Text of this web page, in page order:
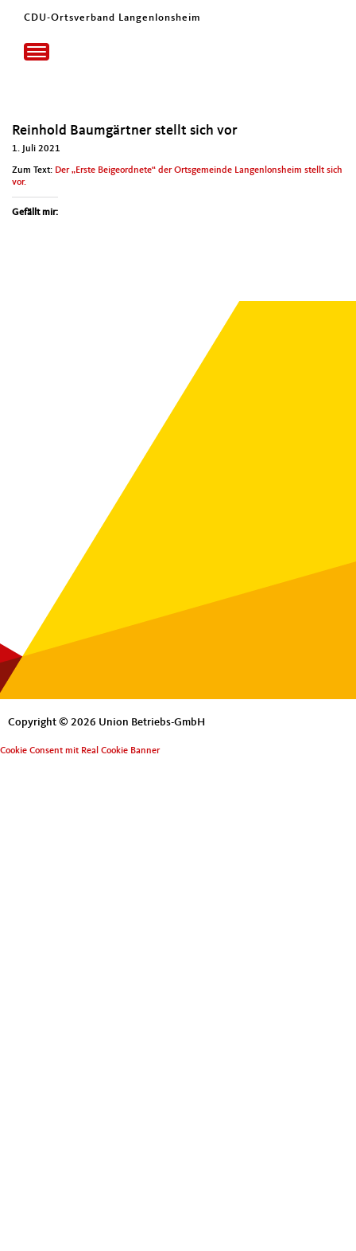
CDU-Ortsverband Langenlonsheim
Toggle
navigation
Reinhold Baumgärtner stellt sich vor
1. Juli 2021
Zum Text: Der „Erste Beige­ord­nete“ der Orts­ge­meinde Lan­gen­lon­sheim stellt sich
vor.
Gefällt mir:
Copyright © 2026 Union Betriebs-GmbH
Cookie Consent mit Real Cookie Banner